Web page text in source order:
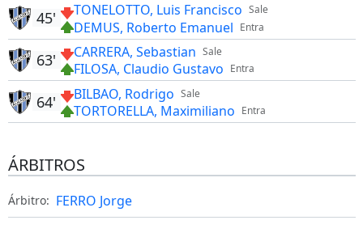
Sale
TONELOTTO, Luis Francisco
Entra
DEMUS, Roberto Emanuel
45'
Sale
CARRERA, Sebastian
Entra
FILOSA, Claudio Gustavo
63'
Sale
BILBAO, Rodrigo
Entra
TORTORELLA, Maximiliano
64'
ÁRBITROS
Árbitro: FERRO Jorge